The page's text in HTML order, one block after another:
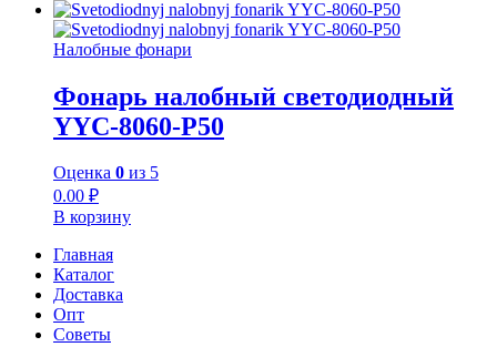
Налобные фонари
Фонарь налобный светодиодный
YYC-8060-P50
Оценка 0 из 5
0.00 ₽
В корзину
Главная
Каталог
Доставка
Опт
Советы